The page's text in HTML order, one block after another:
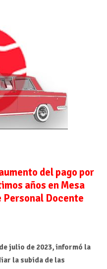
del pago por
años en Mesa
Docente
julio de 2023, informó la
la subida de las